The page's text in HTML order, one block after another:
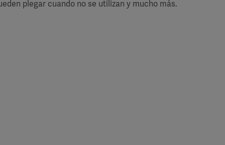
plegar cuando no se utilizan y mucho más.